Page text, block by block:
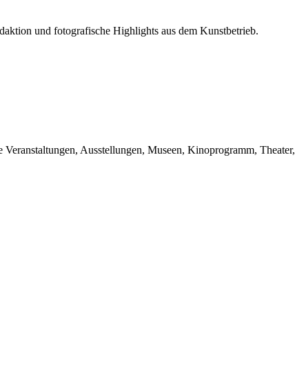
und fotografische Highlights aus dem Kunstbetrieb.
Ausstellungen, Museen, Kinoprogramm, Theater,